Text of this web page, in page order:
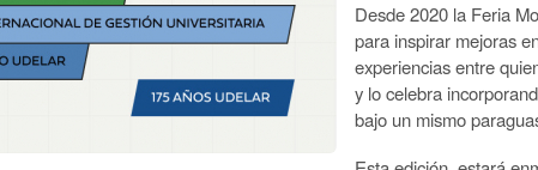
Desde 2020 la Feria
para inspirar mejoras
experiencias entre
y lo celebra
bajo un mismo